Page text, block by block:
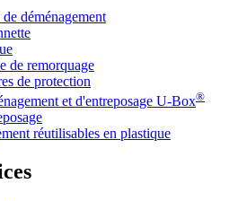
déménagement
de remorquage
de protection
et d'entreposage U-Box®
réutilisables en plastique